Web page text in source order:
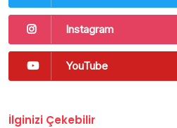
Instagram
YouTube
İlginizi Çekebilir